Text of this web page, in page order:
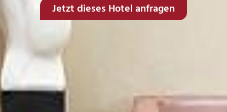
Jetzt dieses Hotel anfragen